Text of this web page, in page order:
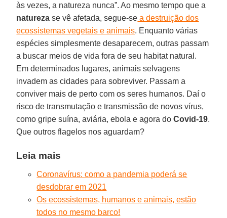
às vezes, a natureza nunca”. Ao mesmo tempo que a
natureza se vê afetada, segue-se a destruição dos
ecossistemas vegetais e animais. Enquanto várias
espécies simplesmente desaparecem, outras passam
a buscar meios de vida fora de seu habitat natural.
Em determinados lugares, animais selvagens
invadem as cidades para sobreviver. Passam a
conviver mais de perto com os seres humanos. Daí o
risco de transmutação e transmissão de novos vírus,
como gripe suína, aviária, ebola e agora doCovid-19.
Que outros flagelos nos aguardam?
Leia mais
Coronavírus: como a pandemia poderá se
desdobrar em 2021
Os ecossistemas, humanos e animais, estão
todos no mesmo barco!